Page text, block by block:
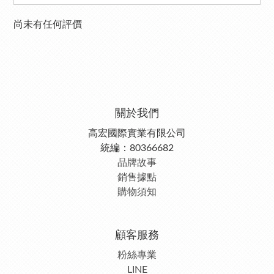
尚未有任何評價
關於我們
高宏國際實業有限公司
統編：80366682
品牌故事
銷售據點
購物須知
顧客服務
粉絲專業
LINE